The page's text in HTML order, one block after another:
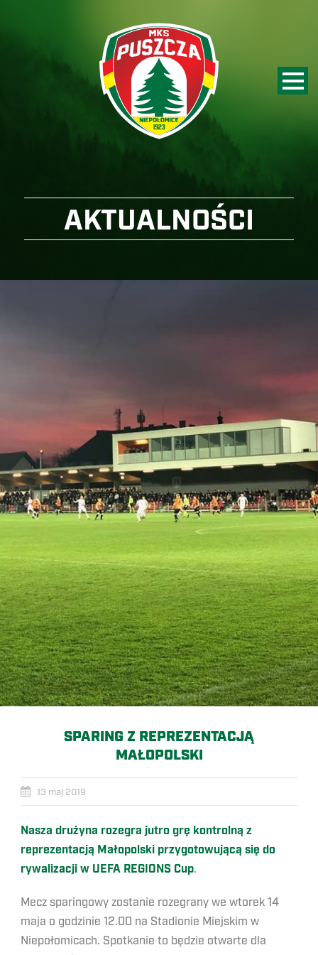
AKTUALNOŚCI
SPARING Z REPREZENTACJĄ
MAŁOPOLSKI
13 maj 2019
Nasza drużyna rozegra jutro grę kontrolną z
reprezentacją Małopolski przygotowującą się do
rywalizacji w UEFA REGIONS Cup.
Mecz sparingowy zostanie rozegrany we wtorek 14
maja o godzinie 12.00 na Stadionie Miejskim w
Niepołomicach. Spotkanie to będzie otwarte dla